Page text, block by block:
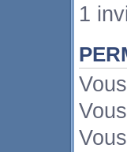
1
Vous
Vous
Vous